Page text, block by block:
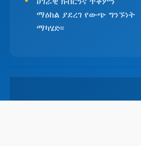
ማዕከል ያደረገ የውጭ ግንኙነት
ማካሄድ፡፡